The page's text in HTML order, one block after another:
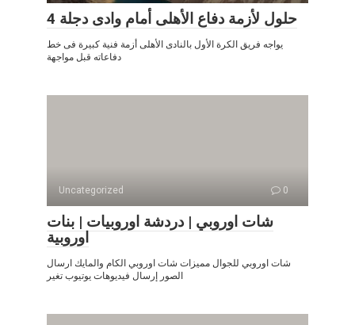
4 حلول لأزمة دفاع الأهلى أمام وادى دجلة
يواجه فريق الكرة الأول بالنادى الأهلى أزمة فنية كبيرة فى خط
دفاعاته قبل مواجهة
Uncategorized 0
شات اوروبي | دردشة اوروبيات | بنات
اوروبية
شات اوروبي للجوال مميزات شات اوروبي الكام والمايك ارسال
الصور إرسال فيديوهات يوتيوب تغير